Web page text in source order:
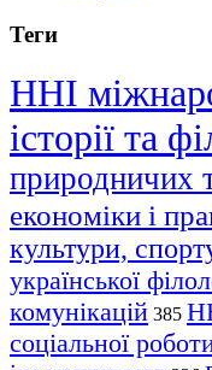
Теги
ННІ
історії та
природничих
економіки і
культури,
української
комунікацій 385
соціальної